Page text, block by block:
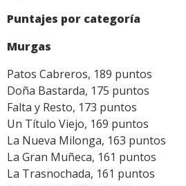
Puntajes por categoría
Murgas
Patos Cabreros, 189 puntos
Doña Bastarda, 175 puntos
Falta y Resto, 173 puntos
Un Título Viejo, 169 puntos
La Nueva Milonga, 163 puntos
La Gran Muñeca, 161 puntos
La Trasnochada, 161 puntos